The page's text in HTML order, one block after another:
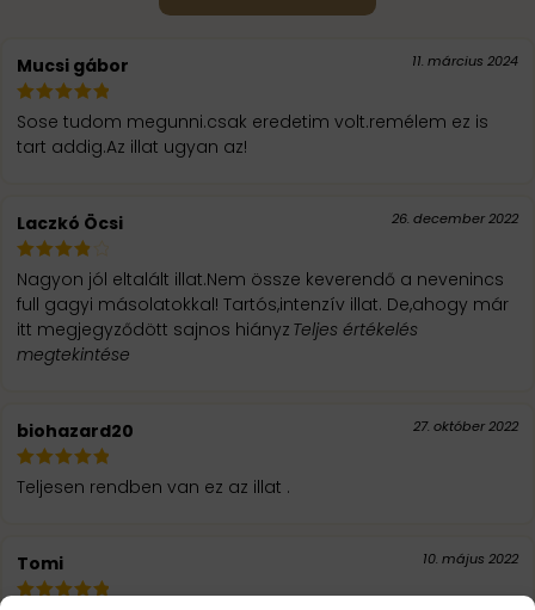
Mucsi gábor 11. március 2024
Sose tudom megunni.csak eredetim volt.remélem ez is
tart addig.Az illat ugyan az!
Laczkó Öcsi 26. december 2022
Nagyon jól eltalált illat.Nem össze keverendő a nevenincs
full gagyi másolatokkal! Tartós,intenzív illat. De,ahogy már
itt megjegyződött sajnos hiányz Teljes értékelés
megtekintése
biohazard20 27. október 2022
Teljesen rendben van ez az illat .
Tomi 10. május 2022